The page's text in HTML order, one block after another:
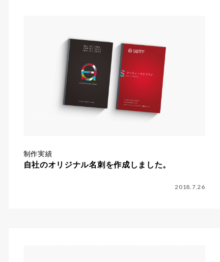
制作実績
自社のオリジナル名刺を作成しました。
2018.7.26